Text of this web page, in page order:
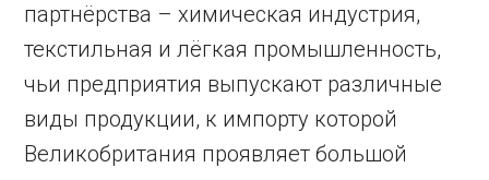
партнёрства – химическая индустрия,
текстильная и лёгкая промышленность,
чьи предприятия выпускают различные
виды продукции, к импорту которой
Великобритания проявляет большой